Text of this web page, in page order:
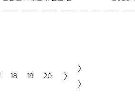
18 19 20 〉
〉
〉